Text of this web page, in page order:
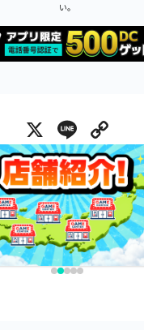
い。
X Line